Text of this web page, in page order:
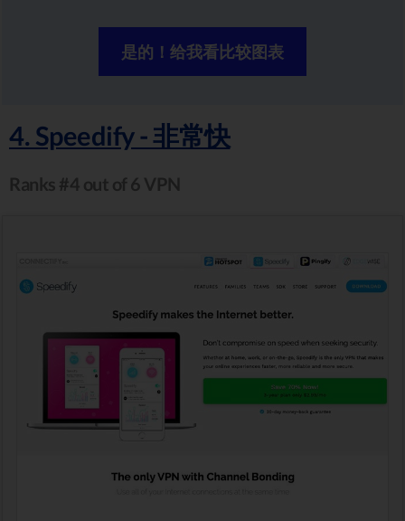
是的！给我看比较图表
4. Speedify - 非常快
Ranks #4 out of 6 VPN